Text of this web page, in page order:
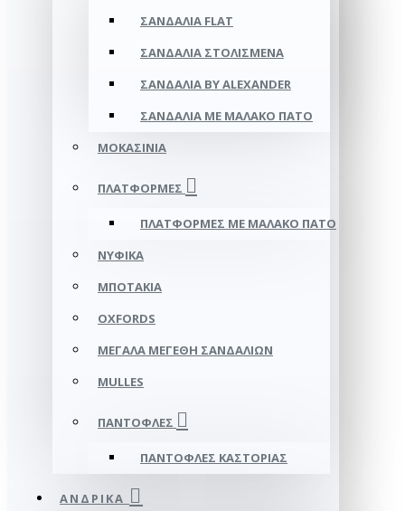
ΣΑΝΔΆΛΙΑ FLAT
ΣΑΝΔΆΛΙΑ ΣΤΟΛΙΣΜΈΝΑ
ΣΑΝΔΆΛΙΑ BY ALEXANDER
ΣΑΝΔΆΛΙΑ ΜΕ ΜΑΛΑΚΌ ΠΆΤΟ
ΜΟΚΑΣΊΝΙΑ
ΠΛΑΤΦΌΡΜΕΣ
ΠΛΑΤΦΟΡΜΕΣ ΜΕ ΜΑΛΑΚΟ ΠΑΤΟ
ΝΥΦΙΚΆ
ΜΠΟΤΆΚΙΑ
OXFORDS
ΜΕΓΆΛΑ ΜΕΓΈΘΗ ΣΑΝΔΑΛΙΏΝ
MULLES
ΠΑΝΤΌΦΛΕΣ
ΠΑΝΤΌΦΛΕΣ ΚΑΣΤΟΡΙΆΣ
ΑΝΔΡΙΚΆ